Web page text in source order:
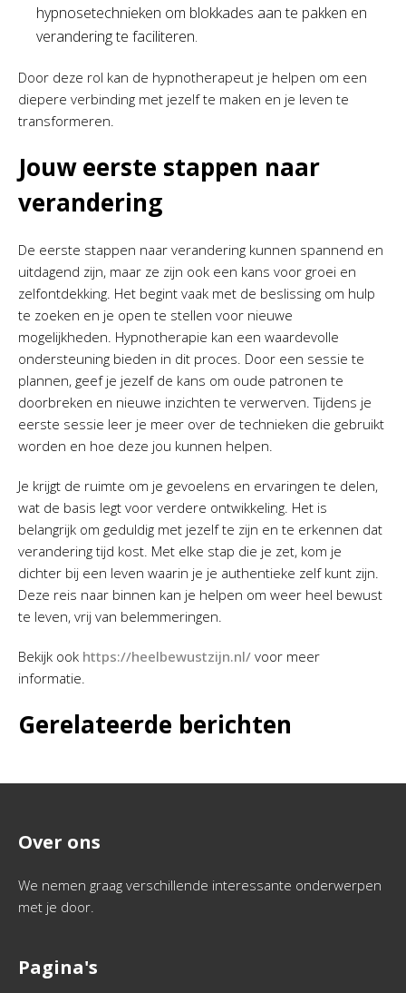
hypnosetechnieken om blokkades aan te pakken en
verandering te faciliteren.
Door deze rol kan de hypnotherapeut je helpen om een
diepere verbinding met jezelf te maken en je leven te
transformeren.
Jouw eerste stappen naar
verandering
De eerste stappen naar verandering kunnen spannend en
uitdagend zijn, maar ze zijn ook een kans voor groei en
zelfontdekking. Het begint vaak met de beslissing om hulp
te zoeken en je open te stellen voor nieuwe
mogelijkheden. Hypnotherapie kan een waardevolle
ondersteuning bieden in dit proces. Door een sessie te
plannen, geef je jezelf de kans om oude patronen te
doorbreken en nieuwe inzichten te verwerven. Tijdens je
eerste sessie leer je meer over de technieken die gebruikt
worden en hoe deze jou kunnen helpen.
Je krijgt de ruimte om je gevoelens en ervaringen te delen,
wat de basis legt voor verdere ontwikkeling. Het is
belangrijk om geduldig met jezelf te zijn en te erkennen dat
verandering tijd kost. Met elke stap die je zet, kom je
dichter bij een leven waarin je je authentieke zelf kunt zijn.
Deze reis naar binnen kan je helpen om weer heel bewust
te leven, vrij van belemmeringen.
Bekijk ook https://heelbewustzijn.nl/ voor meer
informatie.
Gerelateerde berichten
Over ons
We nemen graag verschillende interessante onderwerpen
met je door.
Pagina's